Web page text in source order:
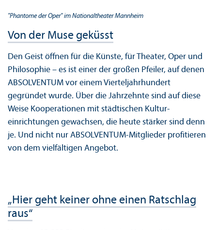
"Phantome der Oper" im Nationaltheater Mannheim
Von der Muse geküsst
Den Geist öffnen für die Künste, für Theater, Oper und
Philosophie – es ist einer der großen Pfeiler, auf denen
ABSOLVENTUM vor einem Vierteljahrhundert
gegründet wurde. Über die Jahrzehnte sind auf diese
Weise Kooperationen mit städtischen Kultur­
einrichtungen gewachsen, die heute stärker sind denn
je. Und nicht nur ABSOLVENTUM-Mitglieder profitieren
von dem vielfältigen Angebot.
„Hier geht keiner ohne einen Ratschlag
raus“